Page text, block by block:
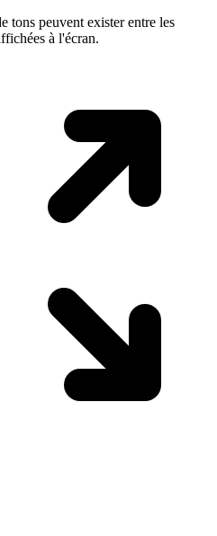
tons peuvent exister entre les
à l'écran.